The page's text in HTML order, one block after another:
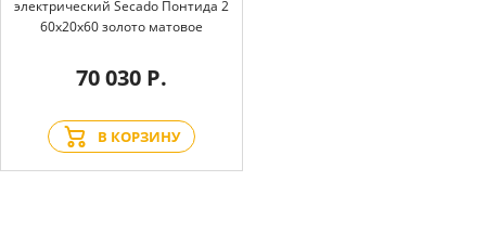
электрический Secado Понтида 2
60x20x60 золото матовое
70 030 Р.
В КОРЗИНУ